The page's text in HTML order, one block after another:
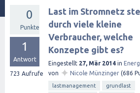
0
Punkte
1
Antwort
723 Aufrufe
Last im Stromnetz
durch viele kleine
Verbraucher, welche
Konzepte gibt es?
Eingestellt 27, Mär 2014 in
von ✦ Nicole Münzinger (686
lastmanagement
grundlast